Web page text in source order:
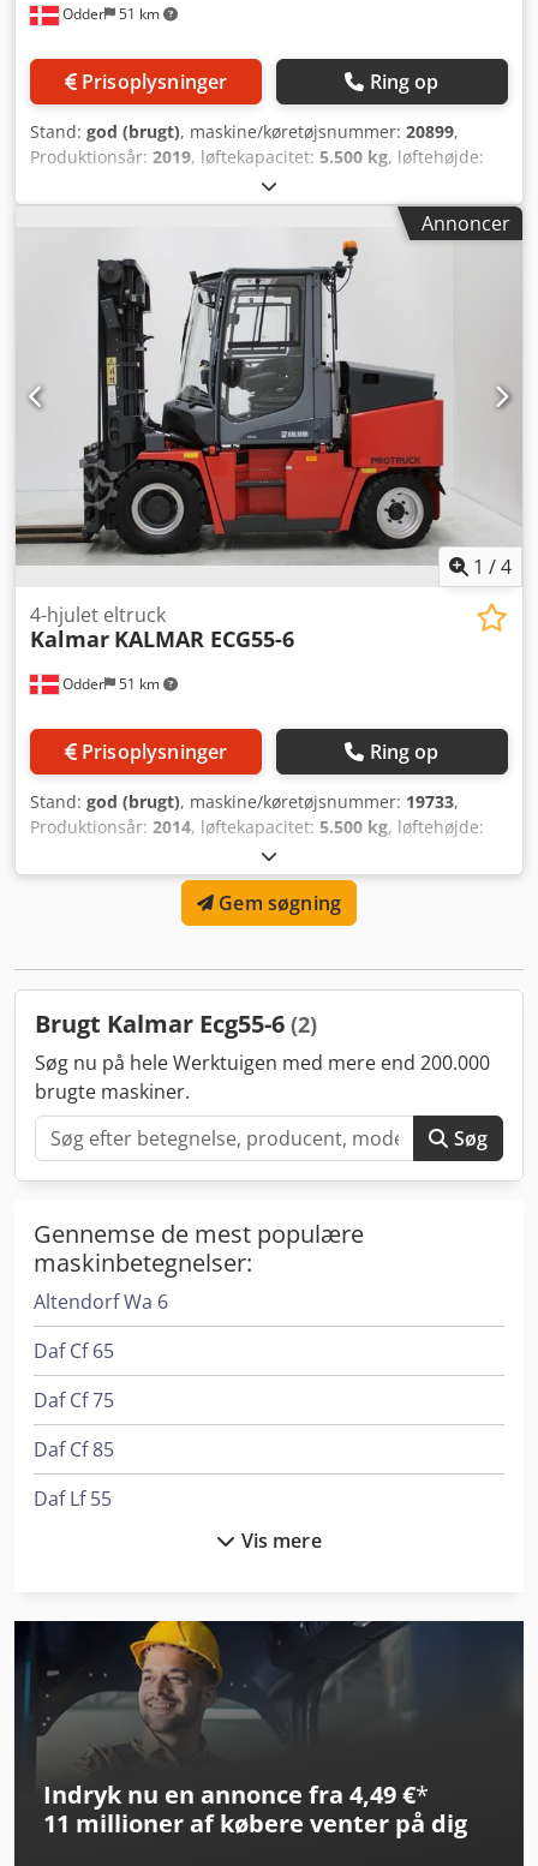
Odder 51 km
Prisoplysninger Ring op
Stand: god (brugt), maskine/køretøjsnummer: 20899,
Produktionsår: 2019, løftekapacitet: 5.500 kg, løftehøjde:
duplex, gaffelbærebredden:
mm, gaffellængde:1.200 mm, samlet længde:3.450 mm,
9.250 kg, yderligere
udstyrsfeatures:
Warning triangle, Dual tread, Front mud
, Udstyr: belysning, Kalmar ECG55-6 from Uniktruck
Wheel type – Drive wheel: Supersoft Wheel type – Steering
wheel: Supersoft Wheel size – Drive wheel: 8.25-15 Wheel
size – Steering wheel: 28x9-15 Dedpfxjyuhkls Acfjkr
Annoncer
1 /4
Odder 51 km
4-hjulet eltruck
Kalmar KALMAR ECG55-6
Prisoplysninger Ring op
Stand: god (brugt), maskine/køretøjsnummer: 19733,
Produktionsår: 2014, løftekapacitet: 5.500 kg, løftehøjde:
duplex, gaffelbærebredden:
mm, gaffellængde:2.400 mm, samlet længde:3.430 mm,
1.600 mm, driftsvægt:7.243 kg
Manual sliding cabin, Rear mud guards,
mud guards, Udstyr:belysning, Kalmar KALMAR ECG55-6
type – Steering wheel: Pneumatic Wheel size – Drive wheel:
300-15 Wheel size – Steering wheel: 225/75-15
Dedeyuhibepfx Acfskr
Gem søgning
Brugt Kalmar Ecg55-6 (2)
Søg nu på hele Werktuigen med mere end 200.000
brugte maskiner.
Søg
Gennemse de mest populære
maskinbetegnelser:
Altendorf Wa 6
Daf Cf 65
Daf Cf 75
Daf Cf 85
Daf Lf 55
Doosan Dx235Lcr-5
Doppstadt Inventhor Type 6
Ep Epl154
Index Ms22-6
Index Ms40-6
Vis mere
Indryk nu en annonce fra 4,49 €*
11 millioner af købere venter på dig